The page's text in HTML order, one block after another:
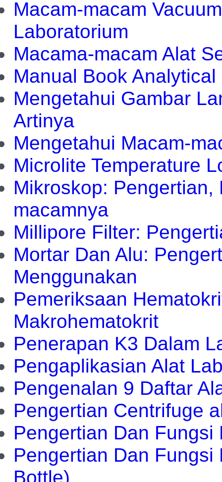
Macam-macam
Laboratorium
Macama-macam Alat
Manual Book
Mengetahui Gambar
Artinya
Mengetahui Macam-
Microlite Temperature
Mikroskop:
macamnya
Millipore Filter:
Mortar Dan Alu:
Menggunakan
Pemeriksaan
Makrohematokrit
Penerapan K3 Dalam
Pengaplikasian Alat
Pengenalan 9 Daftar
Pengertian Centrifuge
Pengertian Dan
Pengertian Dan
Bottle)